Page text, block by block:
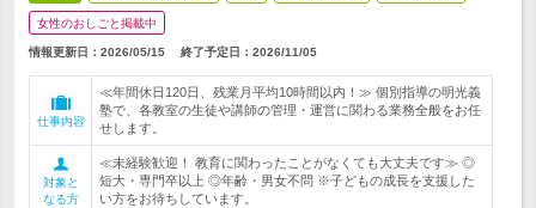
女性のおしごと掲載中
情報更新日：2026/05/15 終了予定日： 2026/11/05
仕事内容
≪年間休日120日、残業月平均10時間以内！≫ 個別指導の明光義
塾で、各教室の生徒や講師の管理・運営に関わる業務全般をお任
せします。
対象と
なる方
≪未経験歓迎！ 教育に関わったことがなくても大丈夫です≫ ◎
短大・専門卒以上 ◎年齢・男女不問 ※子どもの成長を支援した
い方をお待ちしています。